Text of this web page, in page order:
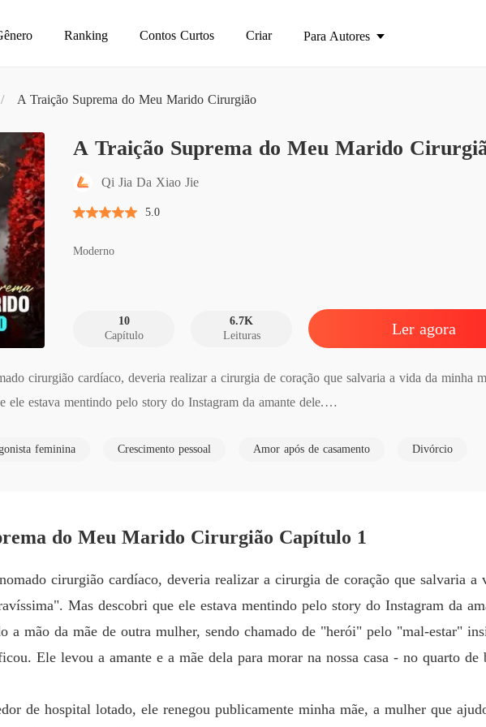
Ranking Contos Curtos Criar Para Autores
/ A Traição Suprema do Meu Marido Cirurgião
A Traição Suprema do Meu Marido
Qi Jia Da Xiao Jie
5.0
Moderno
10
Capítulo
6.7K
Leituras
Ler agora
cirurgião cardíaco, deveria realizar a cirurgia de coração que salvaria a vida da minha
ele estava mentindo pelo story do Instagram da amante dele.
mão da mãe de outra mulher, sendo chamado de "herói" pelo "mal-estar" insignificante dela.
hospital lotado, ele renegou publicamente minha mãe, a mulher que ajudou a pagar sua
o último pedaço do meu coração, eu caminhei até ele com os papéis do divórcio que
voz fria e definitiva.
feminina Crescimento pessoal Amor após de casamento Divórcio
do Meu Marido Cirurgião Capítulo 1
cirurgião cardíaco, deveria realizar a cirurgia de coração que salvaria a
Mas descobri que ele estava mentindo pelo story do Instagram da
a mão da mãe de outra mulher, sendo chamado de "herói" pelo "mal-estar"
Ele levou a amante e a mãe dela para morar na nossa casa - no quarto de
de hospital lotado, ele renegou publicamente minha mãe, a mulher que
A
A